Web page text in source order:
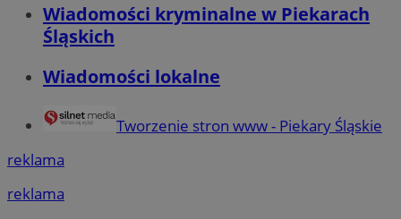
Wiadomości kryminalne w Piekarach
Śląskich
Wiadomości lokalne
Tworzenie stron www - Piekary Śląskie
reklama
reklama